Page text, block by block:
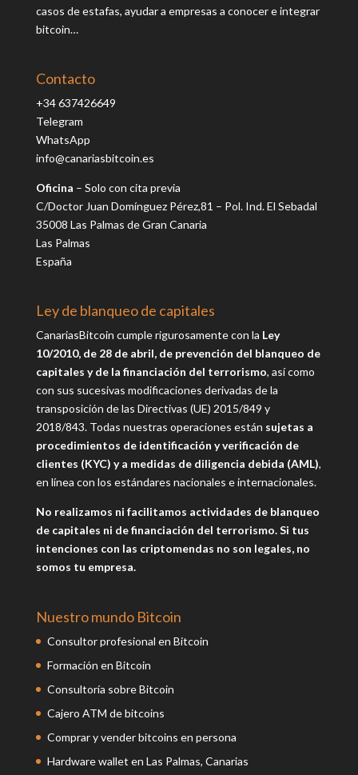
casos de estafas, ayudar a empresas a conocer e integrar
bitcoin…
Contacto
+34 637426649
Telegram
WhatsApp
info@canariasbitcoin.es
Oficina – Solo con cita previa
C/Doctor Juan Domínguez Pérez,81 – Pol. Ind. El Sebadal
35008 Las Palmas de Gran Canaria
Las Palmas
España
Ley de blanqueo de capitales
CanariasBitcoin cumple rigurosamente con la Ley
10/2010, de 28 de abril, de prevención del blanqueo de
capitales y de la financiación del terrorismo, así como
con sus sucesivas modificaciones derivadas de la
transposición de las Directivas (UE) 2015/849 y
2018/843.Todas nuestras operaciones están sujetas a
procedimientos de identificación y verificación de
clientes (KYC) y a medidas de diligencia debida (AML),
en línea con los estándares nacionales e internacionales.
No realizamos ni facilitamos actividades de blanqueo
de capitales ni de financiación del terrorismo. Si tus
intenciones con las criptomendas no son legales, no
somos tu empresa.
Nuestro mundo Bitcoin
Consultor profesional en Bitcoin
Formación en Bitcoin
Consultoría sobre Bitcoin
Cajero ATM de bitcoins
Comprar y vender bitcoins en persona
Hardware wallet en Las Palmas, Canarias